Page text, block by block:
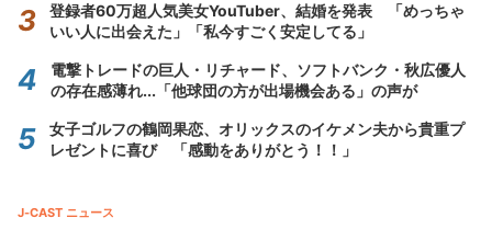
登録者60万超人気美女YouTuber、結婚を発表 「めっちゃ
いい人に出会えた」「私今すごく安定してる」
電撃トレードの巨人・リチャード、ソフトバンク・秋広優人
の存在感薄れ...「他球団の方が出場機会ある」の声が
女子ゴルフの鶴岡果恋、オリックスのイケメン夫から貴重プ
レゼントに喜び 「感動をありがとう！！」
J-CAST ニュース